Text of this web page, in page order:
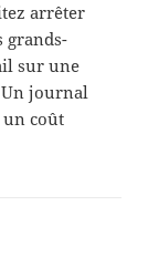
arrêter
grands-
sur une
journal
coût